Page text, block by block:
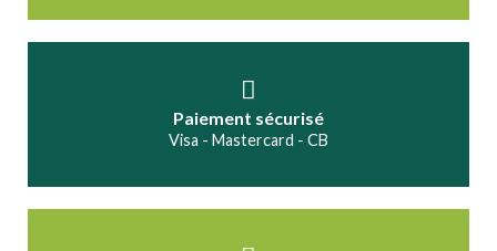
Paiement sécurisé
Visa - Mastercard - CB